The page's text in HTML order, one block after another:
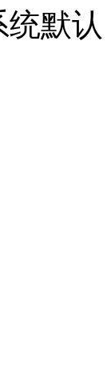
默认